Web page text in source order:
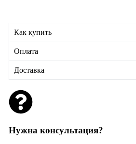
Как купить
Оплата
Доставка
Нужна консультация?